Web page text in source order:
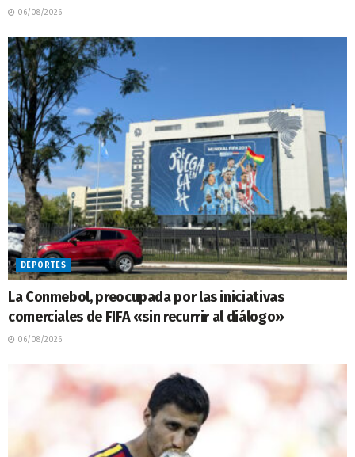
06/08/2026
DEPORTES
La Conmebol, preocupada por las iniciativas
comerciales de FIFA «sin recurrir al diálogo»
06/08/2026